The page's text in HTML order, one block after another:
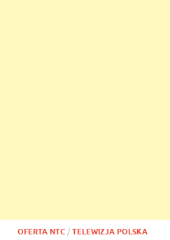
OFERTA NTC / TELEWIZJA POLSKA